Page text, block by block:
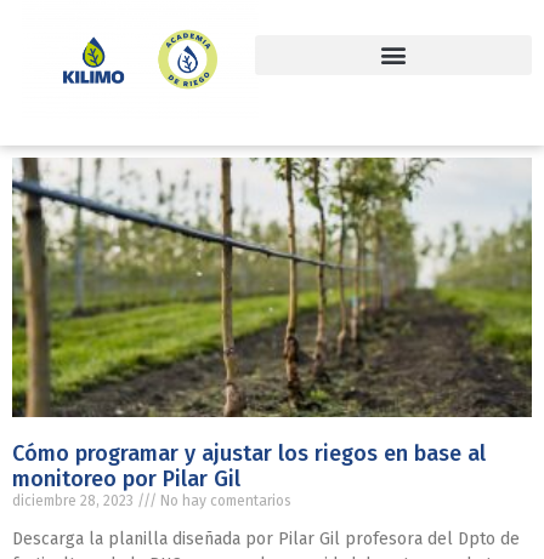
Cómo programar y ajustar los riegos en base al
monitoreo por Pilar Gil
diciembre 28, 2023 No hay comentarios
Descarga la planilla diseñada por Pilar Gil profesora del Dpto de